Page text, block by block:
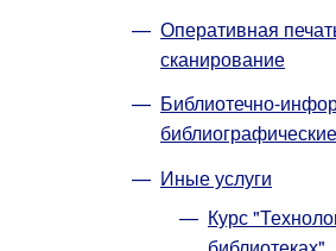
Оперативная
сканирование
Библиотечно-
Иные услуги
Курс